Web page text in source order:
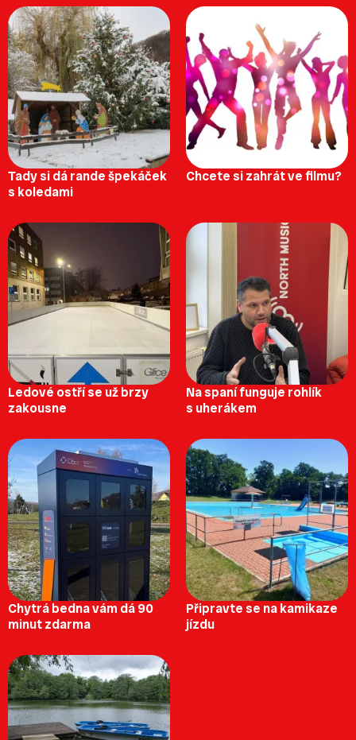
Tady si dá rande špekáček
s koledami
Chcete si zahrát ve filmu?
Ledové ostří se už brzy
zakousne
Na spaní funguje rohlík
s uherákem
Chytrá bedna vám dá 90
minut zdarma
Připravte se na kamikaze
jízdu